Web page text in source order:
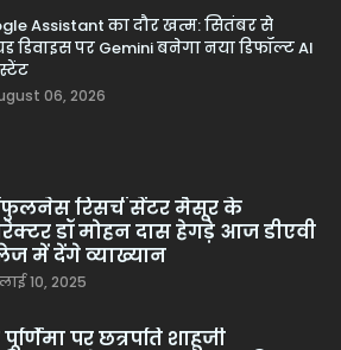
Assistant का दौर खत्म: सितंबर से
डिवाइस पर Gemini बनेगा नया डिफॉल्ट AI
06, 2026
रिसर्च सेंटर मैसूर के
डॉ मोहन दास हेगड़े आज डीएवी
में देंगे व्याख्यान
10, 2025
पर छत्रपति शाहूजी